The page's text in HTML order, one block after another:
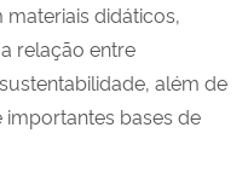
didáticos,
relação entre
além de
bases de